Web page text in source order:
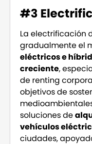
#3
La electrificación
gradualmente el
eléctricos e
creciente,
de renting
objetivos de
soluciones de
vehículos
ciudades,